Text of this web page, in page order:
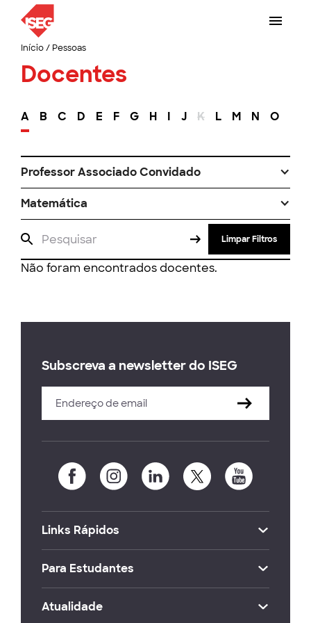
Início/ Pessoas
Docentes
A B C D E F G H I J K L M N O
Professor Associado Convidado
Matemática
Limpar Filtros
Não foram encontrados docentes.
Subscreva a newsletter do ISEG
Links Rápidos
Para Estudantes
Atualidade